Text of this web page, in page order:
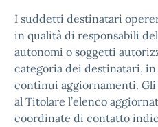
I suddetti destinatari
in qualità di responsabili
autonomi o soggetti
categoria dei destinatari,
continui aggiornamenti.
al Titolare l’elenco
coordinate di contatto